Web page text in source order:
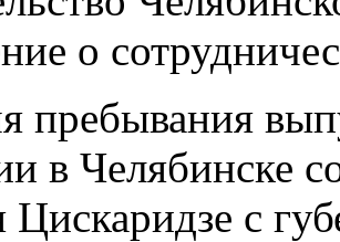
о
пребывания
в Челябинске
Цискаридзе с